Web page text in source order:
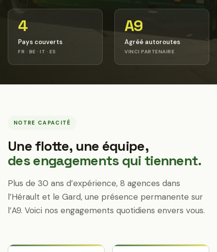
4
Pays couverts
FR · BE · IT · ES
A9
Agréé autoroutes
VINCI PARTENAIRE
NOTRE CAPACITÉ
Une flotte, une équipe,
des engagements qui tiennent.
Plus de 30 ans d’expérience, 8 agences dans
l’Hérault et le Gard, une présence permanente sur
l’A9. Voici nos engagements quotidiens envers vous.